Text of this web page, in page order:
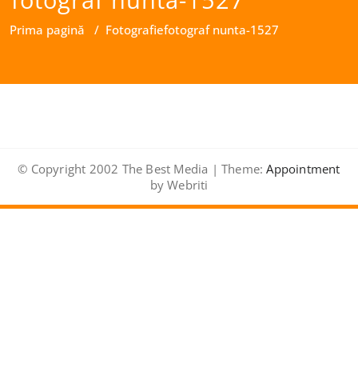
Prima pagină / Fotografiefotograf nunta-1527
© Copyright 2002 The Best Media | Theme: Appointment
by Webriti